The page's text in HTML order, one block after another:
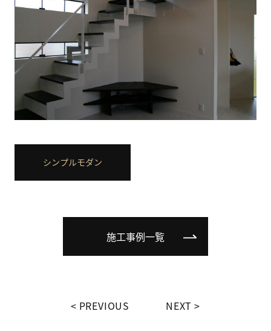
シンプルモダン
施工事例一覧
PREVIOUS NEXT